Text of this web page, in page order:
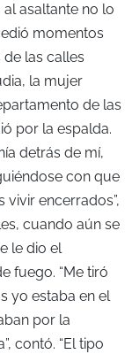
asaltante no lo
momentos
las calles
la mujer
de las
por la espalda.
detrás de mí,
con que
encerrados”,
cuando aún se
le dio el
fuego. “Me tiró
yo estaba en el
por la
contó. “El tipo